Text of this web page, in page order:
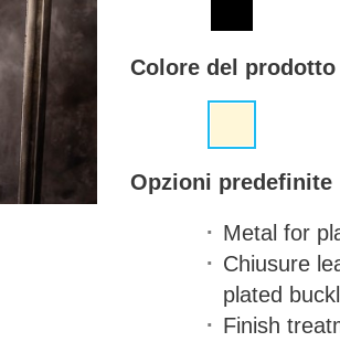
Colore del prodotto
Opzioni predefinite
Metal for
Chiusure
plated
Finish